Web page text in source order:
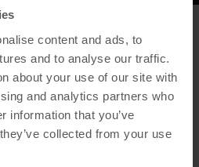
content and ads, to
and to analyse our traffic.
about your use of our site with
and analytics partners who
information that you’ve
collected from your use
Snow Gitterstütze Uni-HD Rot
4262556350763